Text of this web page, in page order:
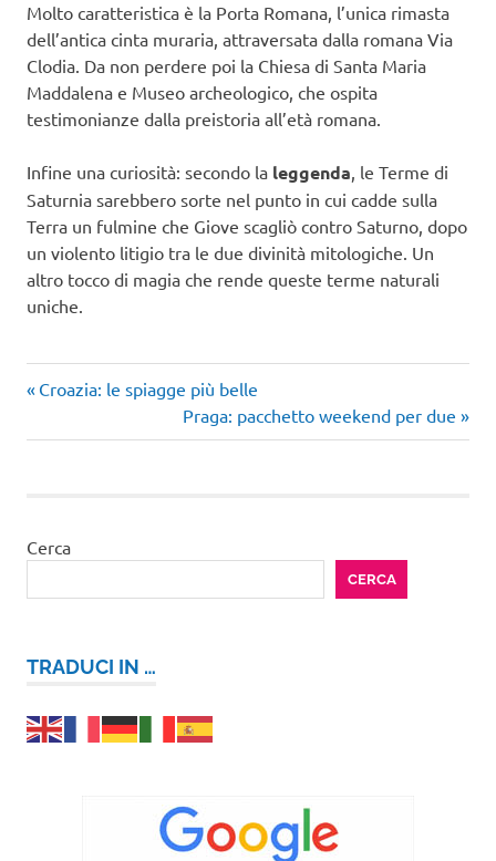
Molto caratteristica è la Porta Romana, l’unica rimasta
dell’antica cinta muraria, attraversata dalla romana Via
Clodia. Da non perdere poi la Chiesa di Santa Maria
Maddalena e Museo archeologico, che ospita
testimonianze dalla preistoria all’età romana.
Infine una curiosità: secondo la leggenda, le Terme di
Saturnia sarebbero sorte nel punto in cui cadde sulla
Terra un fulmine che Giove scagliò contro Saturno, dopo
un violento litigio tra le due divinità mitologiche. Un
altro tocco di magia che rende queste terme naturali
uniche.
Saturnia
Navigazione
articoli
Articolo
Croazia: le spiagge più belle
Articolo
successivo:
Praga: pacchetto weekend per due
Cerca
CERCA
TRADUCI IN …